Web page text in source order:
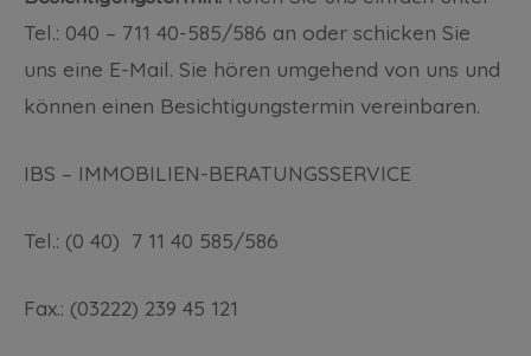
Tel.: 040 – 711 40-585/586 an oder schicken Sie
uns eine E-Mail. Sie hören umgehend von uns und
können einen Besichtigungstermin vereinbaren.
IBS – IMMOBILIEN-BERATUNGSSERVICE
Tel.: (0 40) 7 11 40 585/586
Fax.: (03222) 239 45 121